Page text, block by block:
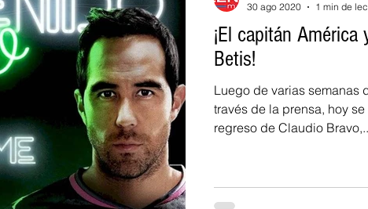
¡El capitán
Betis!
Luego de varias semanas de negociaciones y rumores a
través de la prensa, hoy se confirmó oficialmente el
regreso de Claudio
30 ago 2020
1 min de